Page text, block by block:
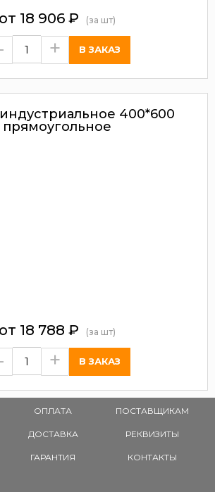
от 18 906 ₽ (за шт)
+
400*600
прямоугольное
от 18 788 ₽ (за шт)
+
ОПЛАТА
ДОСТАВКА
ГАРАНТИЯ
ПОСТАВЩИКАМ
РЕКВИЗИТЫ
КОНТАКТЫ